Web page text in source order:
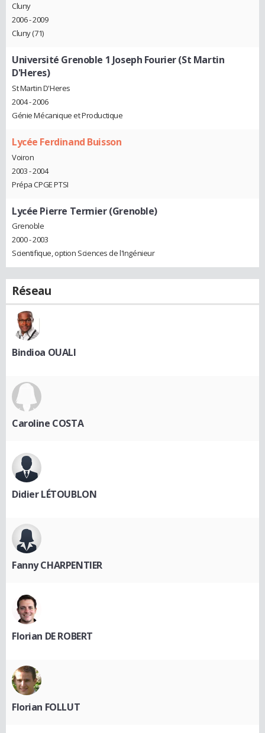
Cluny
2006 - 2009
Cluny (71)
Université Grenoble 1 Joseph Fourier (St Martin
D'Heres)
St Martin D'Heres
2004 - 2006
Génie Mécanique et Productique
Lycée Ferdinand Buisson
Voiron
2003 - 2004
Prépa CPGE PTSI
Lycée Pierre Termier (Grenoble)
Grenoble
2000 - 2003
Scientifique, option Sciences de l'Ingénieur
Réseau
Bindioa OUALI
Caroline COSTA
Didier LÉTOUBLON
Fanny CHARPENTIER
Florian DE ROBERT
Florian FOLLUT